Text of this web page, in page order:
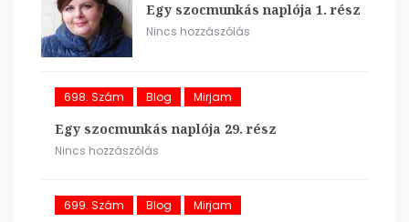
Egy szocmunkás naplója 1. rész
Nincs hozzászólás
698. Szám Blog Mirjam
Egy szocmunkás naplója 29. rész
Nincs hozzászólás
699. Szám Blog Mirjam